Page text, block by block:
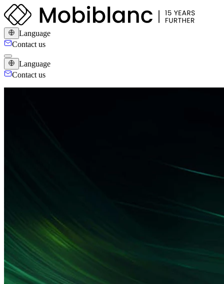
Language
Contact us
Language
Contact us